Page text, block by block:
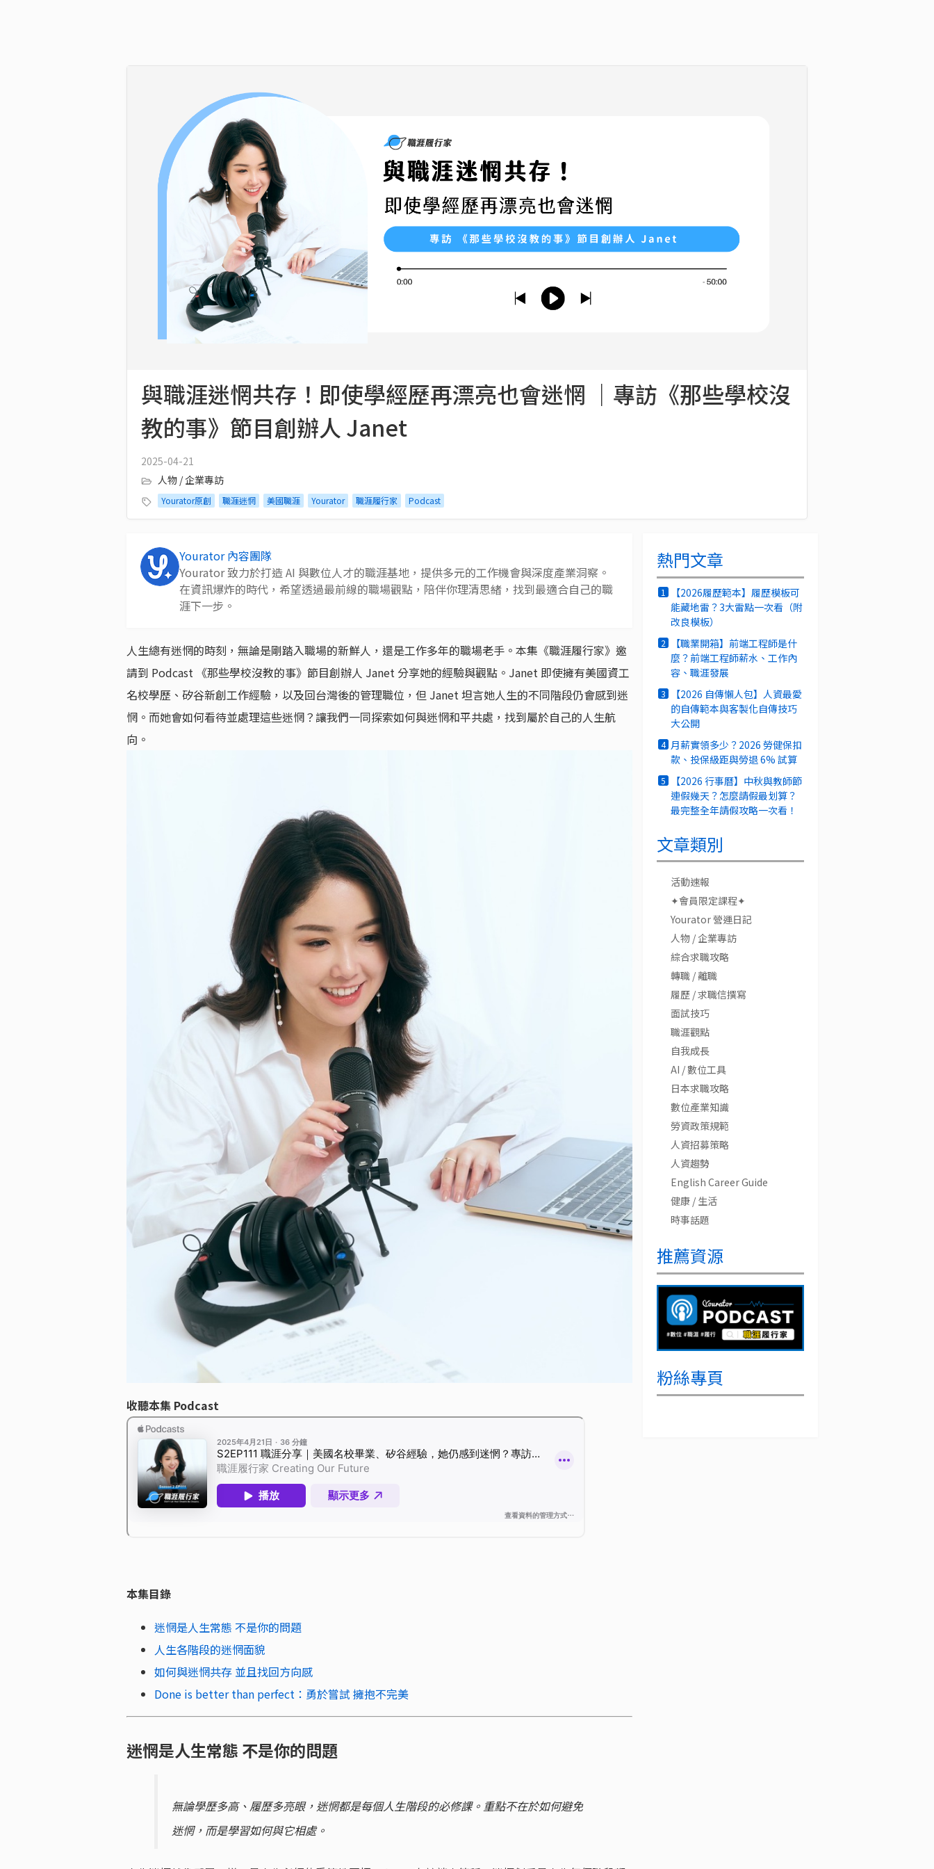
與職涯迷惘共存！即使學經歷再漂亮也會迷惘 ｜專訪《那些學校沒
教的事》節目創辦人 Janet
2025-04-21
人物 / 企業專訪
Yourator原創 職涯迷惘 美國職涯 Yourator 職涯履行家 Podcast
Yourator 內容團隊
Yourator 致力於打造 AI 與數位人才的職涯基地，提供多元的工作機會與深度產業洞察。
在資訊爆炸的時代，希望透過最前線的職場觀點，陪伴你理清思緒，找到最適合自己的職
涯下一步。
人生總有迷惘的時刻，無論是剛踏入職場的新鮮人，還是工作多年的職場老手。本集《職涯履行家》邀
請到 Podcast 《那些學校沒教的事》節目創辦人 Janet 分享她的經驗與觀點。Janet 即使擁有美國資工
名校學歷、矽谷新創工作經驗，以及回台灣後的管理職位，但 Janet 坦言她人生的不同階段仍會感到迷
惘。而她會如何看待並處理這些迷惘？讓我們一同探索如何與迷惘和平共處，找到屬於自己的人生航
向。
收聽本集 Podcast
本集目錄
迷惘是人生常態 不是你的問題
人生各階段的迷惘面貌
如何與迷惘共存 並且找回方向感
Done is better than perfect：勇於嘗試 擁抱不完美
迷惘是人生常態 不是你的問題
無論學歷多高、履歷多亮眼，迷惘都是每個人生階段的必修課。重點不在於如何避免
迷惘，而是學習如何與它相處。
熱門文章
1
【2026履歷範本】履歷模板可
能藏地雷？3大雷點一次看（附
改良模板）
2
【職業開箱】前端工程師是什
麼？前端工程師薪水、工作內
容、職涯發展
3
【2026 自傳懶人包】人資最愛
的自傳範本與客製化自傳技巧
大公開
4 月薪實領多少？2026 勞健保扣
款、投保級距與勞退 6% 試算
5
【2026 行事曆】中秋與教師節
連假幾天？怎麼請假最划算？
最完整全年請假攻略一次看！
文章類別
活動速報
✦會員限定課程✦
Yourator 營運日記
人物 / 企業專訪
綜合求職攻略
轉職 / 離職
履歷 / 求職信撰寫
面試技巧
職涯觀點
自我成長
AI / 數位工具
日本求職攻略
數位產業知識
勞資政策規範
人資招募策略
人資趨勢
English Career Guide
健康 / 生活
時事話題
推薦資源
粉絲專頁